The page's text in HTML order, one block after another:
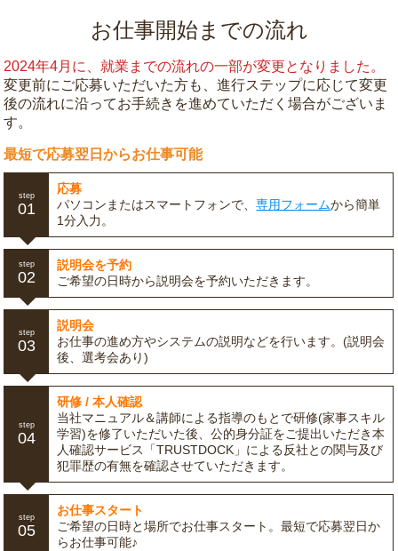
お仕事開始までの流れ
2024年4月に、就業までの流れの一部が変更となりました。
変更前にご応募いただいた方も、進行ステップに応じて変更
後の流れに沿ってお手続きを進めていただく場合がございま
す。
最短で応募翌日からお仕事可能
step
01
応募
パソコンまたはスマートフォンで、専用フォームから簡単
1分入力。
step
02
説明会を予約
ご希望の日時から説明会を予約いただきます。
step
03
説明会
お仕事の進め方やシステムの説明などを行います。(説明会
後、選考会あり)
step
04
研修 / 本人確認
当社マニュアル＆講師による指導のもとで研修(家事スキル
学習)を修了いただいた後、公的身分証をご提出いただき本
人確認サービス「TRUSTDOCK」による反社との関与及び
犯罪歴の有無を確認させていただきます。
step
05
お仕事スタート
ご希望の日時と場所でお仕事スタート。最短で応募翌日か
らお仕事可能♪